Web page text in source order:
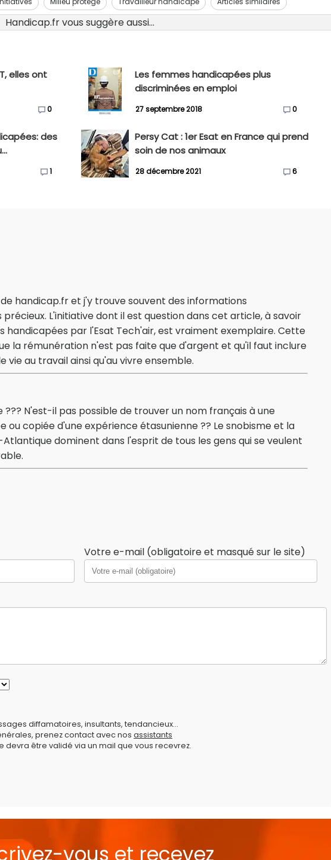
Handicap.fr vous suggère aussi...
elles ont
0
Les femmes handicapées plus
discriminées en emploi
27 septembre 2018 0
des
1
Persy Cat : 1er Esat en France qui prend
soin de nos animaux
28 décembre 2021 6
handicap.fr et j'y trouve souvent des informations
L'initiative dont il est question dans cet article, à savoir
par l'Esat Tech'air, est vraiment exemplaire. Cette
la rémunération n'est pas faite que d'argent et qu'il faut inclure
vie au travail ainsi qu'au vivre ensemble.
N'est-il pas possible de trouver un nom français à une
ou copiée d'une expérience étasunienne ?? Le snobisme et la
dominent dans l'esprit de tous les gens qui se veulent
Votre e-mail (obligatoire et masqué sur le site)
diffamatoires, insultants, tendancieux...
prenez contact avec nos assistants
devra être validé via un mail que vous recevrez.